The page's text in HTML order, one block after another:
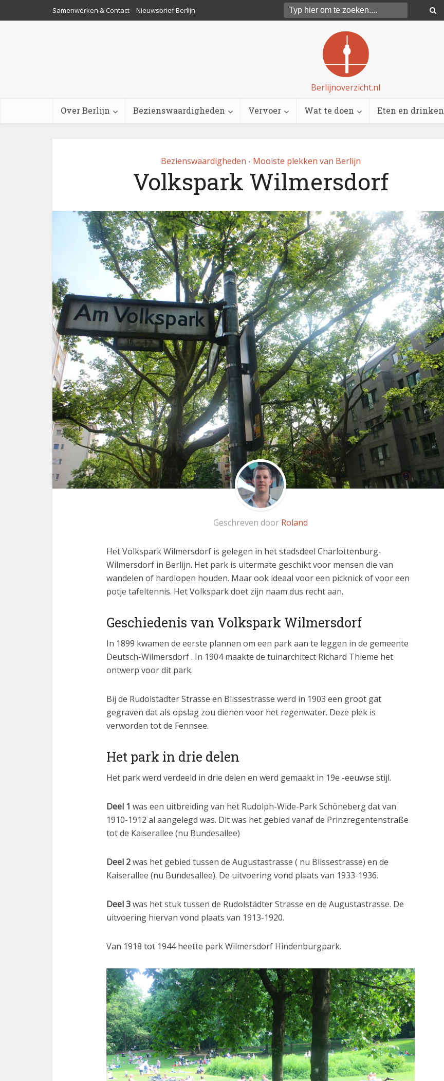
Samenwerken & Contact Nieuwsbrief Berlijn
Berlijnoverzicht.nl
Over Berlijn Bezienswaardigheden Vervoer Wat te doen Eten en drinken
Bezienswaardigheden • Mooiste plekken van Berlijn
Volkspark Wilmersdorf
Geschreven door Roland
Het Volkspark Wilmersdorf is gelegen in het stadsdeel Charlottenburg-
Wilmersdorf in Berlijn. Het park is uitermate geschikt voor mensen die van
wandelen of hardlopen houden. Maar ook ideaal voor een picknick of voor een
potje tafeltennis. Het Volkspark doet zijn naam dus recht aan.
Geschiedenis van Volkspark Wilmersdorf
In 1899 kwamen de eerste plannen om een park aan te leggen in de gemeente
Deutsch-Wilmersdorf . In 1904 maakte de tuinarchitect Richard Thieme het
ontwerp voor dit park.
Bij de Rudolstädter Strasse en Blissestrasse werd in 1903 een groot gat
gegraven dat als opslag zou dienen voor het regenwater. Deze plek is
verworden tot de Fennsee.
Het park in drie delen
Het park werd verdeeld in drie delen en werd gemaakt in 19e -eeuwse stijl.
Deel 1 was een uitbreiding van het Rudolph-Wide-Park Schöneberg dat van
1910-1912 al aangelegd was. Dit was het gebied vanaf de Prinzregentenstraße
tot de Kaiserallee (nu Bundesallee)
Deel 2was het gebied tussen de Augustastrasse ( nu Blissestrasse) en de
Kaiserallee (nu Bundesallee). De uitvoering vond plaats van 1933-1936.
Deel 3was het stuk tussen de Rudolstädter Strasse en de Augustastrasse. De
uitvoering hiervan vond plaats van 1913-1920.
Van 1918 tot 1944 heette park Wilmersdorf Hindenburgpark.